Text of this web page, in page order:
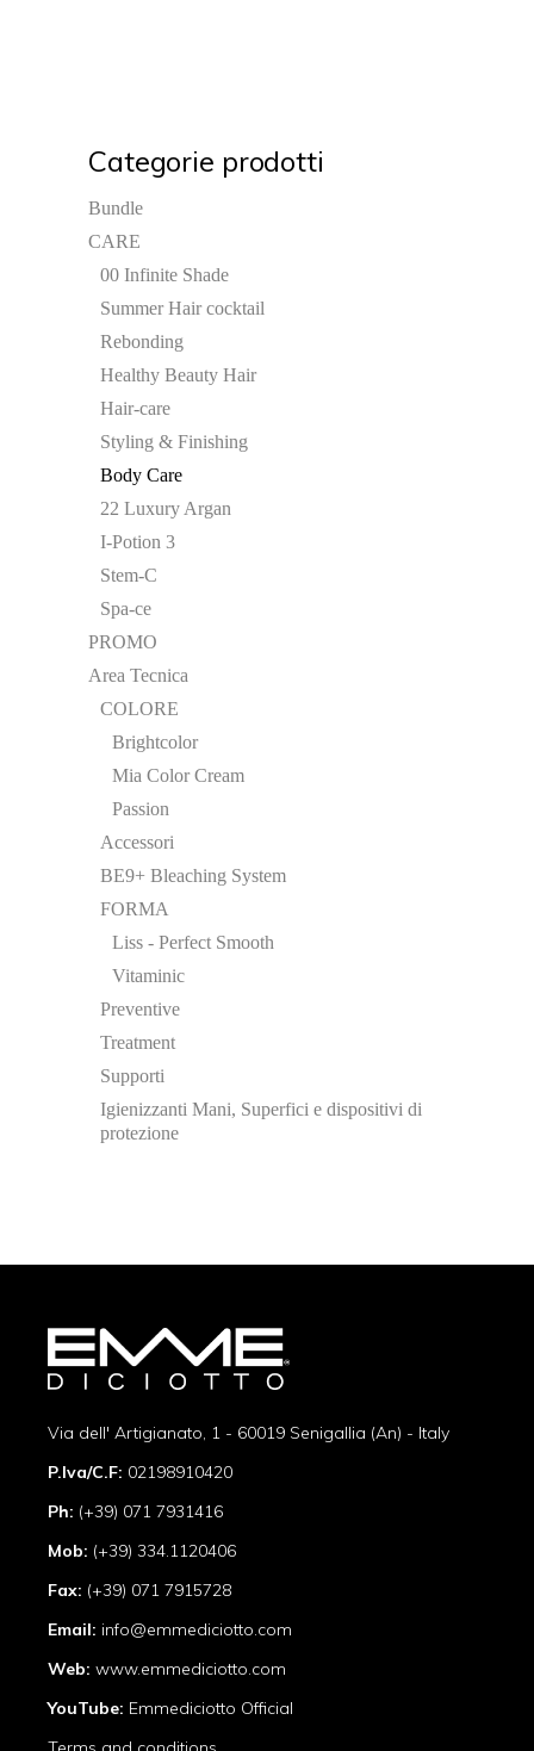
Categorie prodotti
Bundle
CARE
00 Infinite Shade
Summer Hair cocktail
Rebonding
Healthy Beauty Hair
Hair-care
Styling & Finishing
Body Care
22 Luxury Argan
I-Potion 3
Stem-C
Spa-ce
PROMO
Area Tecnica
COLORE
Brightcolor
Mia Color Cream
Passion
Accessori
BE9+ Bleaching System
FORMA
Liss - Perfect Smooth
Vitaminic
Preventive
Treatment
Supporti
Igienizzanti Mani, Superfici e dispositivi di
protezione
Via dell' Artigianato, 1 - 60019 Senigallia (An) - Italy
P.Iva/C.F: 02198910420
Ph: (+39) 071 7931416
Mob: (+39) 334.1120406
Fax: (+39) 071 7915728
Email: info@emmediciotto.com
Web: www.emmediciotto.com
YouTube: Emmediciotto Official